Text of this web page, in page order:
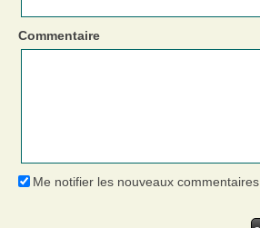
Commentaire
Me notifier les nouveaux commentaires